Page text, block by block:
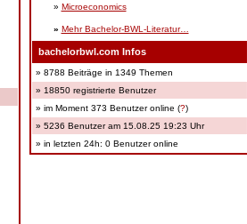
» Microeconomics
» Mehr Bachelor-BWL-Literatur…
bachelorbwl.com Infos
» 8788 Beiträge in 1349 Themen
» 18850 registrierte Benutzer
» im Moment 373 Benutzer online (?)
» 5236 Benutzer am 15.08.25 19:23 Uhr
» in letzten 24h: 0 Benutzer online